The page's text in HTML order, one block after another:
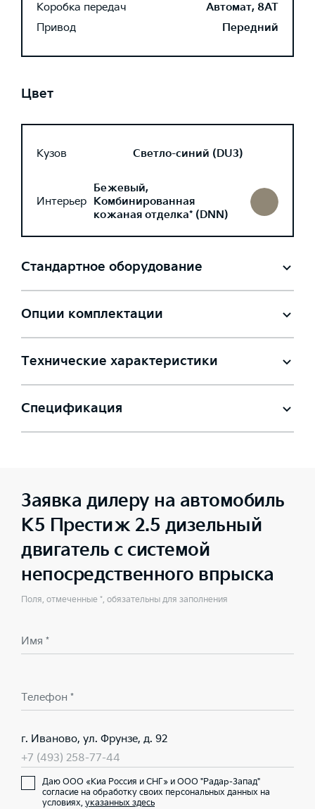
Коробка передач
Автомат, 8AT
Привод
Передний
Цвет
Кузов Светло-синий (DU3)
Интерьер
Бежевый,
Комбинированная
кожаная отделка* (DNN)
Стандартное оборудование
Опции комплектации
Технические характеристики
Спецификация
Заявка дилеру на автомобиль
K5 Престиж 2.5 дизельный
двигатель с системой
непосредственного впрыска
Поля, отмеченные *, обязательны для заполнения
Имя *
Телефон *
г. Иваново, ул. Фрунзе, д. 92
+7 (493) 258-77-44
Даю ООО «Киа Россия и СНГ» и ООО "Радар-Запад"
согласие на обработку своих персональных данных на
условиях, указанных здесь